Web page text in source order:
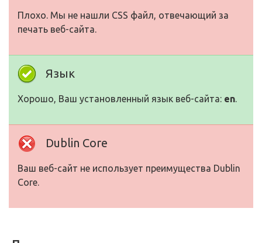
Плохо. Мы не нашли CSS файл, отвечающий за
печать веб-сайта.
Язык
Хорошо, Ваш установленный язык веб-сайта: en.
Dublin Core
Ваш веб-сайт не использует преимущества Dublin
Core.